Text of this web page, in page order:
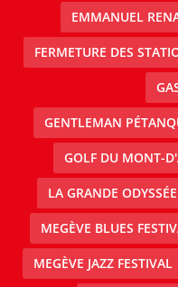
EMMANUEL
FERMETURE DES
GENTLEMAN
GOLF DU MONT-
LA GRANDE ODYSSÉE
MEGÈVE BLUES
MEGÈVE JAZZ FESTIVAL